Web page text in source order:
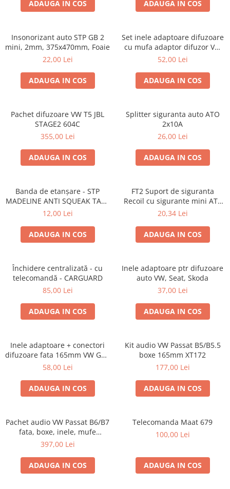
Set clipsuri auto de plastic
Amortizoare hayon
Accesorii auto
Incalzire scaune
Stergatoare auto
ADAUGA IN COS ADAUGA IN COS
Insonorizant auto STP GB 2
mini, 2mm, 375x470mm, Foaie
22,00 Lei
ADAUGA IN COS
Set inele adaptoare difuzoare
cu mufa adaptor difuzor VW
Passat B5/B5.5
52,00 Lei
ADAUGA IN COS
Pachet difuzoare VW T5 JBL
STAGE2 604C
355,00 Lei
ADAUGA IN COS
Splitter siguranta auto ATO
2x10A
26,00 Lei
ADAUGA IN COS
Banda de etanșare - STP
MADELINE ANTI SQUEAK TAPE
- 15 x 2000mm
12,00 Lei
ADAUGA IN COS
FT2 Suport de siguranta
Recoil cu sigurante mini ATS
de 10A si 20A
20,34 Lei
ADAUGA IN COS
Închidere centralizată - cu
telecomandă - CARGUARD
85,00 Lei
ADAUGA IN COS
Inele adaptoare ptr difuzoare
auto VW, Seat, Skoda
37,00 Lei
ADAUGA IN COS
Inele adaptoare + conectori
difuzoare fata 165mm VW Golf
V, VI
58,00 Lei
ADAUGA IN COS
Kit audio VW Passat B5/B5.5
boxe 165mm XT172
177,00 Lei
ADAUGA IN COS
Pachet audio VW Passat B6/B7
fata, boxe, inele, mufe
adaptoare JBL STAGE2 604C
397,00 Lei
ADAUGA IN COS
Telecomanda Maat 679
100,00 Lei
ADAUGA IN COS